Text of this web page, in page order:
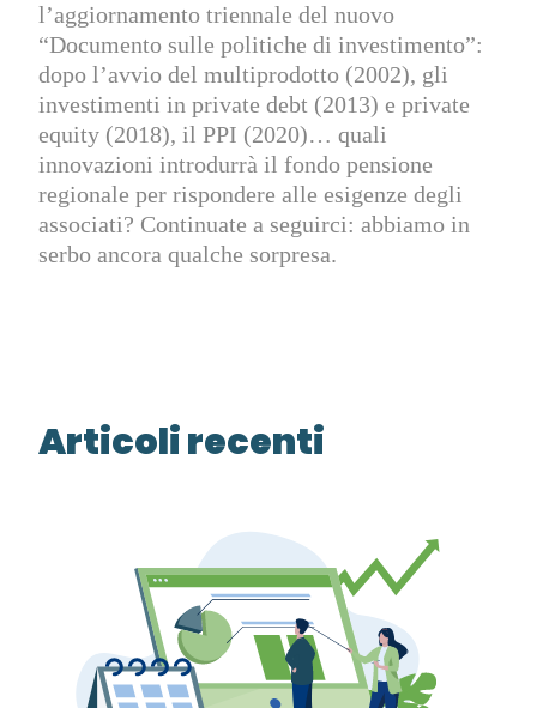
l’aggiornamento triennale del nuovo
“Documento sulle politiche di investimento”:
dopo l’avvio del multiprodotto (2002), gli
investimenti in private debt (2013) e private
equity (2018), il PPI (2020)… quali
innovazioni introdurrà il fondo pensione
regionale per rispondere alle esigenze degli
associati? Continuate a seguirci: abbiamo in
serbo ancora qualche sorpresa.
Articoli recenti